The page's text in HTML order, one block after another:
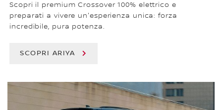
Scopri il premium Crossover 100% elettrico e
preparati a vivere un'esperienza unica: forza
incredibile, pura potenza.
SCOPRI ARIYA